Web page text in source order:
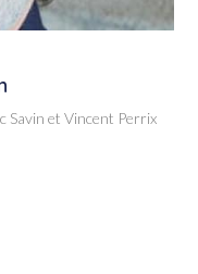
Savin et Vincent Perrix